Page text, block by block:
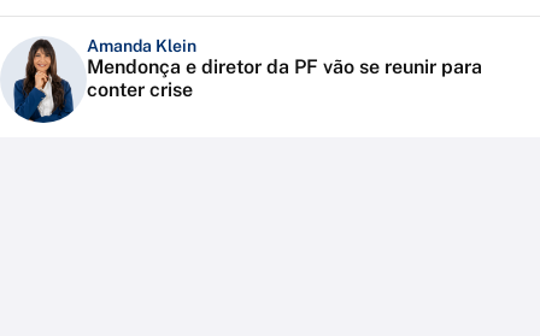
Amanda Klein
Mendonça e diretor da PF vão se reunir para
conter crise